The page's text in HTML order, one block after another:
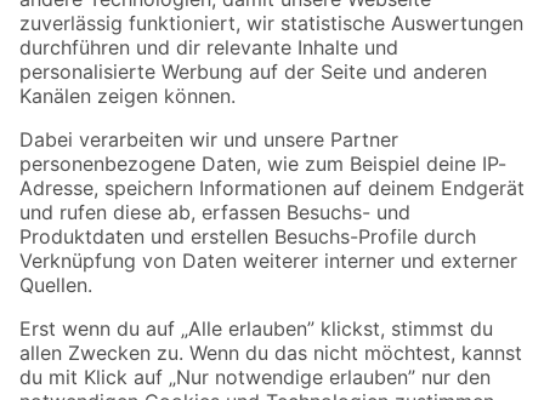
Zur Newsletter Anmeldung
Folge uns
Zahlungsarten Versandarten
Sicher einkaufen
Jetzt die toom-App herunterladen